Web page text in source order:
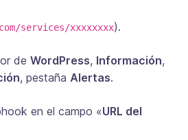
services/xxxxxxxx).
de WordPress, Información,
, pestaña Alertas.
en el campo «URL del